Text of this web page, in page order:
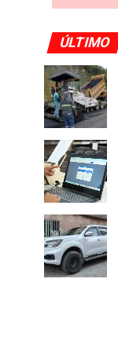
ÚLTIMO